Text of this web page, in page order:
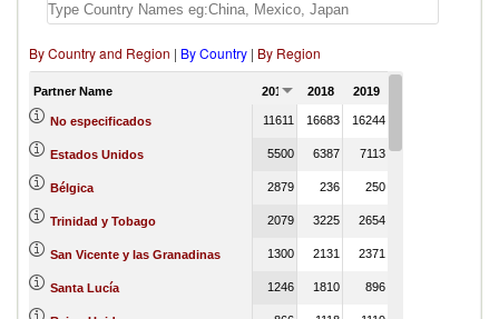
By Country and Region | By Country | By Region
Partner Name 2017 2018 2019
No especificados 11611 16683 16244
Estados Unidos 5500 6387 7113
Bélgica 2879 236 250
Trinidad y Tobago 2079 3225 2654
San Vicente y las Granadinas 1300 2131 2371
Santa Lucía 1246 1810 896